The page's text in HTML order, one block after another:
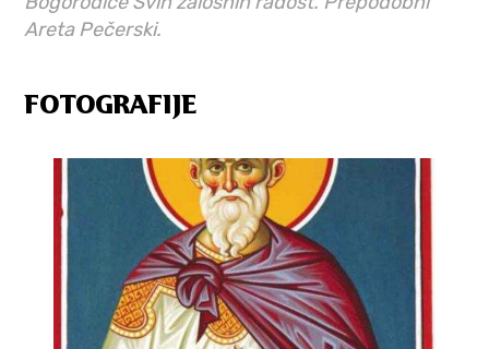
Areta Pečerski.
FOTOGRAFIJE